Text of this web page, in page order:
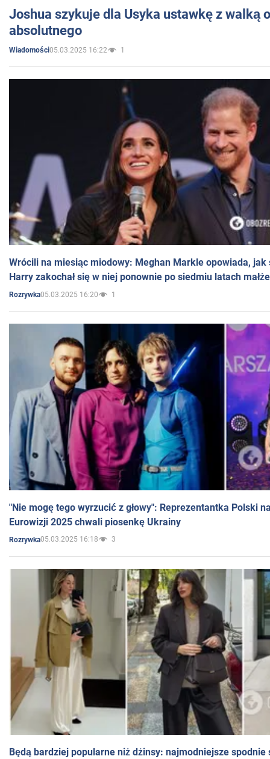
Joshua szykuje dla Usyka ustawkę z walką
absolutnego
Wiadomości05.03.2025 16:22 1
Wrócili na miesiąc miodowy: Meghan Markle opowiada, jak
Harry zakochał się w niej ponownie po siedmiu latach
Rozrywka05.03.2025 16:20 1
"Nie mogę tego wyrzucić z głowy": Reprezentantka Polski
Eurowizji 2025 chwali piosenkę Ukrainy
Rozrywka05.03.2025 16:18 3
Będą bardziej popularne niż dżinsy: najmodniejsze spodnie